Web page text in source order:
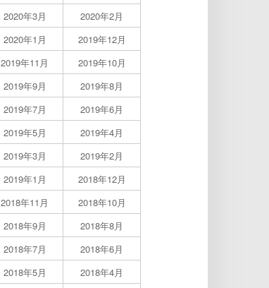
2020年3月
2020年2月
2020年1月
2019年12月
2019年11月
2019年10月
2019年9月
2019年8月
2019年7月
2019年6月
2019年5月
2019年4月
2019年3月
2019年2月
2019年1月
2018年12月
2018年11月
2018年10月
2018年9月
2018年8月
2018年7月
2018年6月
2018年5月
2018年4月